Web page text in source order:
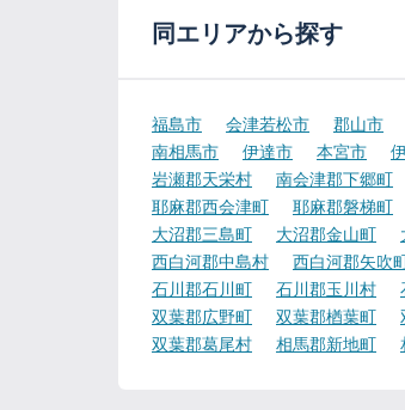
同エリアから探す
福島市 会津若松市 郡山市
南相馬市
伊達市 本宮市
岩瀬郡天栄村
南会津郡下郷町
耶麻郡西会津町
耶麻郡磐梯町
大沼郡三島町
大沼郡金山町
西白河郡中島村
西白河郡矢吹
石川郡石川町
石川郡玉川村
双葉郡広野町
双葉郡楢葉町
双葉郡葛尾村
相馬郡新地町